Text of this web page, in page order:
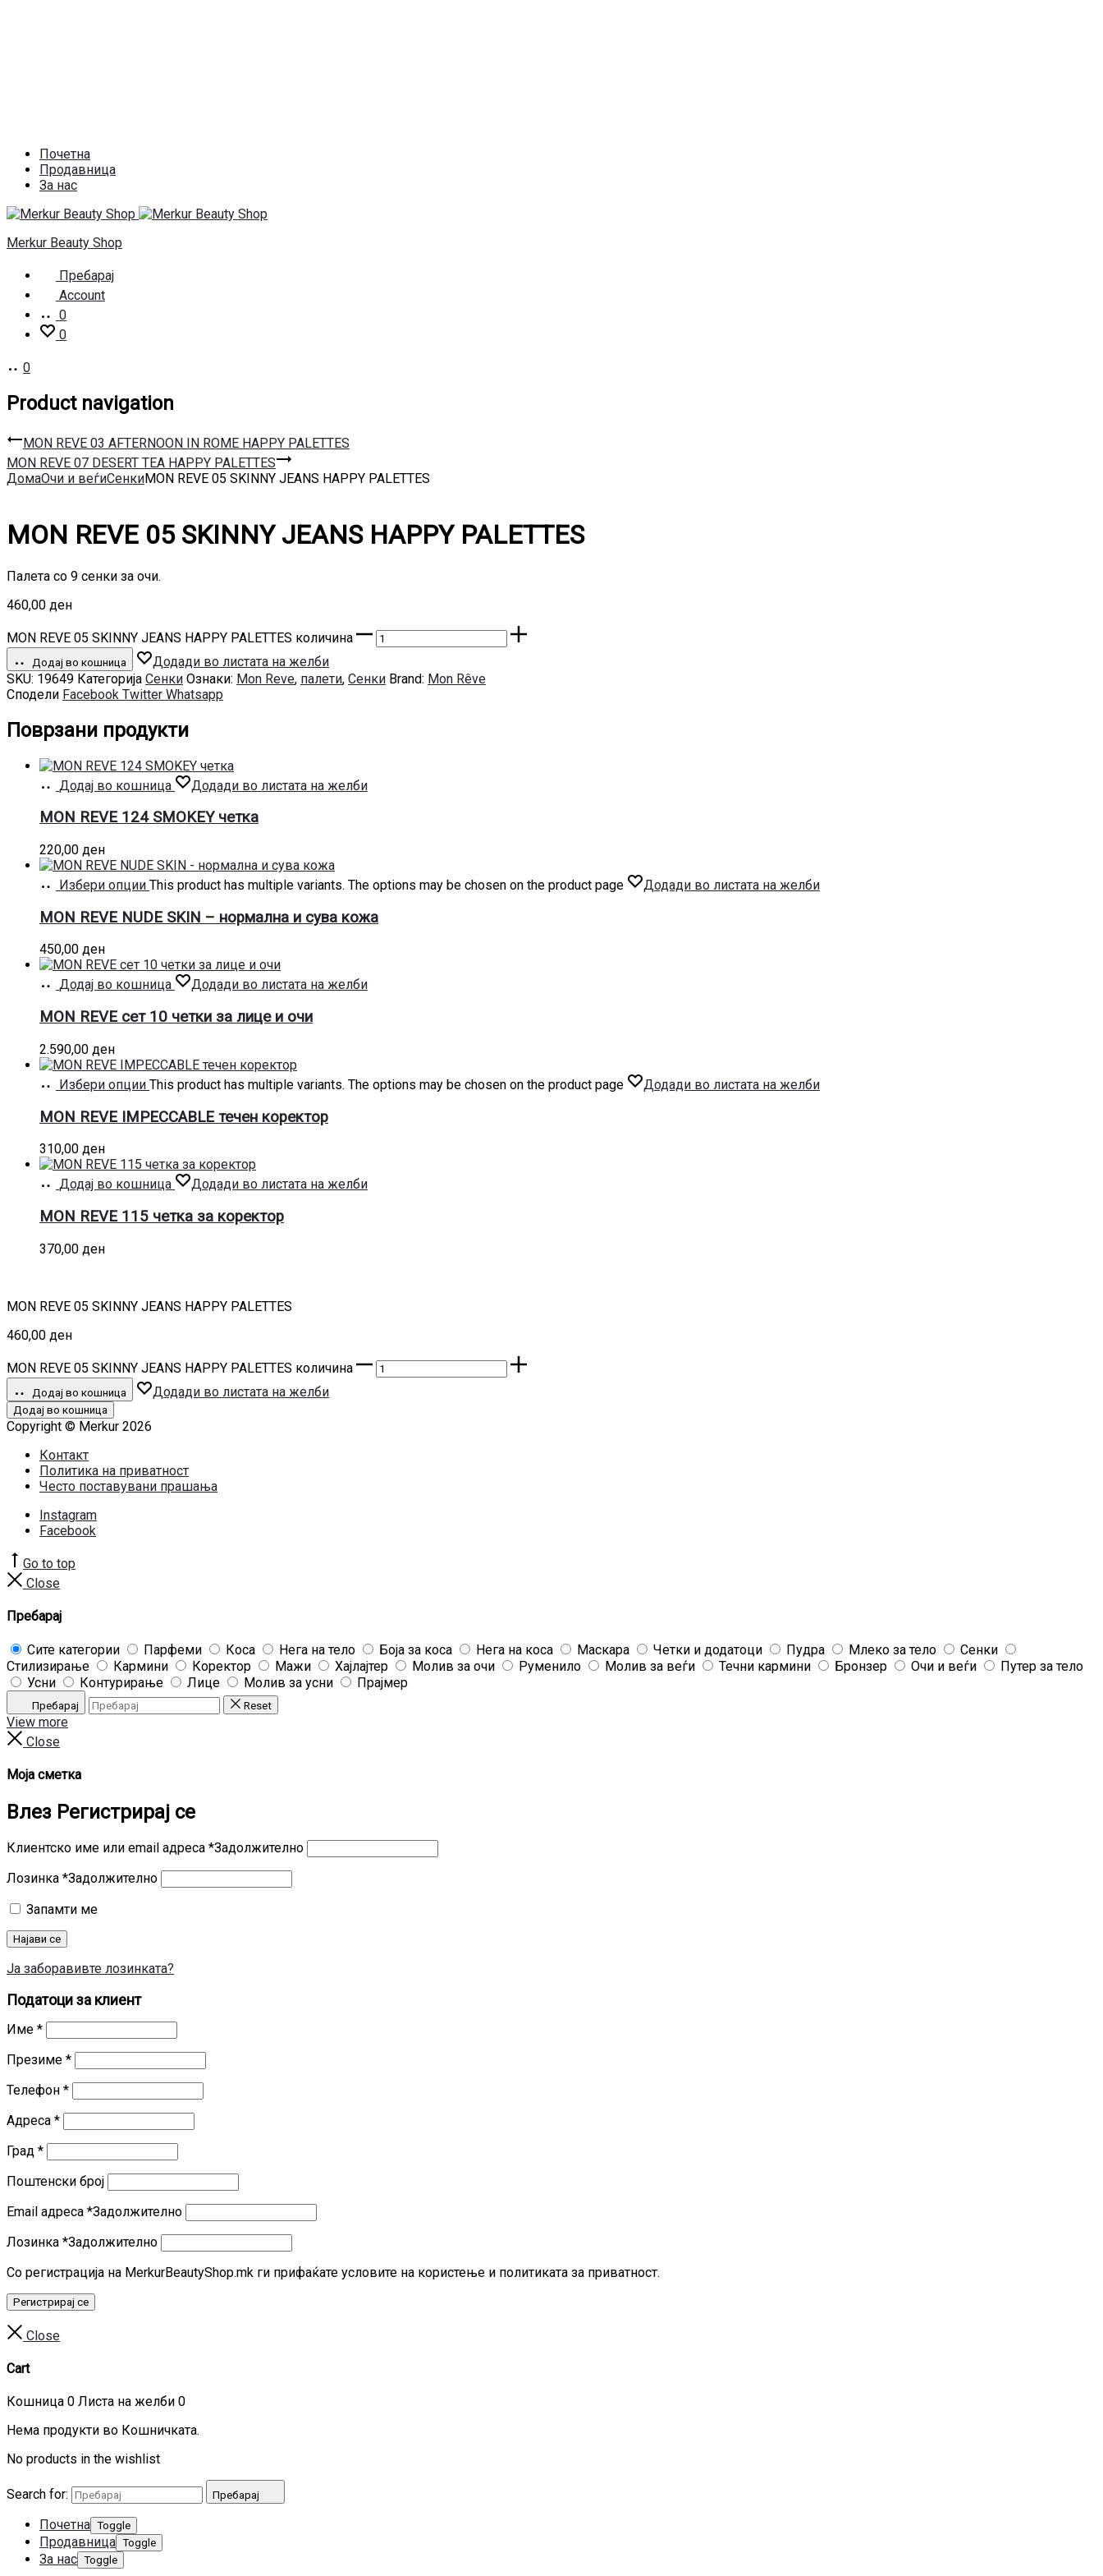
Почетна
Продавница
За нас
Merkur Beauty Shop
Пребарај
Account
0
0
0
Product navigation
MON REVE 03 AFTERNOON IN ROME HAPPY PALETTES
MON REVE 07 DESERT TEA HAPPY PALETTES
ДомаОчи и веѓиСенкиMON REVE 05 SKINNY JEANS HAPPY PALETTES
MON REVE 05 SKINNY JEANS HAPPY PALETTES
Палета со 9 сенки за очи.
460,00 ден
MON REVE 05 SKINNY JEANS HAPPY PALETTES количина
Додај во кошница
Додади во листата на желби
SKU: 19649 Категорија Сенки Ознаки: Mon Reve, палети, Сенки Brand: Mon Rêve
Сподели Facebook Twitter Whatsapp
Поврзани продукти
Додај во кошница Додади во листата на желби
MON REVE 124 SMOKEY четка
220,00 ден
Избери опции This product has multiple variants. The options may be chosen on the product page Додади во листата на желби
MON REVE NUDE SKIN – нормална и сува кожа
450,00 ден
Додај во кошница Додади во листата на желби
MON REVE сет 10 четки за лице и очи
2.590,00 ден
Избери опции This product has multiple variants. The options may be chosen on the product page Додади во листата на желби
MON REVE IMPECCABLE течен коректор
310,00 ден
Додај во кошница Додади во листата на желби
MON REVE 115 четка за коректор
370,00 ден
MON REVE 05 SKINNY JEANS HAPPY PALETTES
460,00 ден
MON REVE 05 SKINNY JEANS HAPPY PALETTES количина
Додај во кошница Додади во листата на желби
Додај во кошница
Copyright © Merkur 2026
Контакт
Политика на приватност
Често поставувани прашања
Instagram
Facebook
Go to top
Close
Пребарај
Сите категории Парфеми Коса Нега на тело Боја за коса Нега на коса Маскара Четки и додатоци Пудра Млеко за тело
Сенки
Стилизирање
Кармини Коректор Мажи Хајлајтер Молив за очи Руменило Молив за веѓи Течни кармини Бронзер Очи и веѓи
Путер за тело
Усни
Контурирање Лице Молив за усни Прајмер
Пребарај Reset
View more
Close
Моја сметка
Влез Регистрирај се
Клиентско име или email адреса *Задолжително
Лозинка *Задолжително
Запамти ме
Најави се
Ја заборавивте лозинката?
Податоци за клиент
Име *
Презиме *
Телефон *
Адреса *
Град *
Поштенски број
Email адреса *Задолжително
Лозинка *Задолжително
Со регистрација на MerkurBeautyShop.mk ги прифаќате условите на користење и политиката за приватност.
Регистрирај се
Close
Cart
Кошница 0 Листа на желби 0
Нема продукти во Кошничката.
No products in the wishlist
Search for: Пребарај
Почетна Toggle
Продавница Toggle
За нас Toggle